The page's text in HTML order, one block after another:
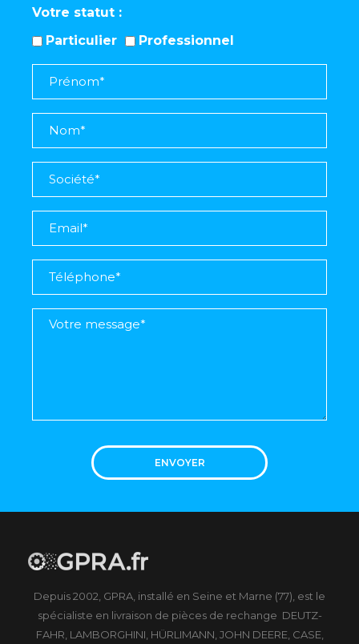
Votre statut
Particulier
Professionnel
ENVOYER
Depuis 2002, GPRA, installé en Seine et Marne (77), est le
spécialiste en livraison de pièces de rechange DEUTZ-
FAHR, LAMBORGHINI, HÜRLIMANN, JOHN DEERE, CASE,